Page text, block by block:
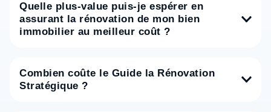
Quelle plus-value puis-je espérer en
assurant la rénovation de mon bien
immobilier au meilleur coût ?
Combien coûte le Guide la Rénovation
Stratégique ?